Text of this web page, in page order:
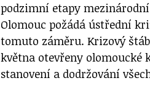
podzimní etapy
Olomouc požádá ústřední
tomuto záměru. Krizový
května otevřeny olomoucké
stanovení a dodržování